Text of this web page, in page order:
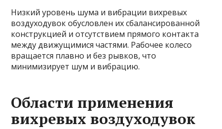
Низкий уровень шума и вибрации вихревых
воздуходувок обусловлен их сбалансированной
конструкцией и отсутствием прямого контакта
между движущимися частями. Рабочее колесо
вращается плавно и без рывков, что
минимизирует шум и вибрацию.
Области применения
вихревых воздуходувок